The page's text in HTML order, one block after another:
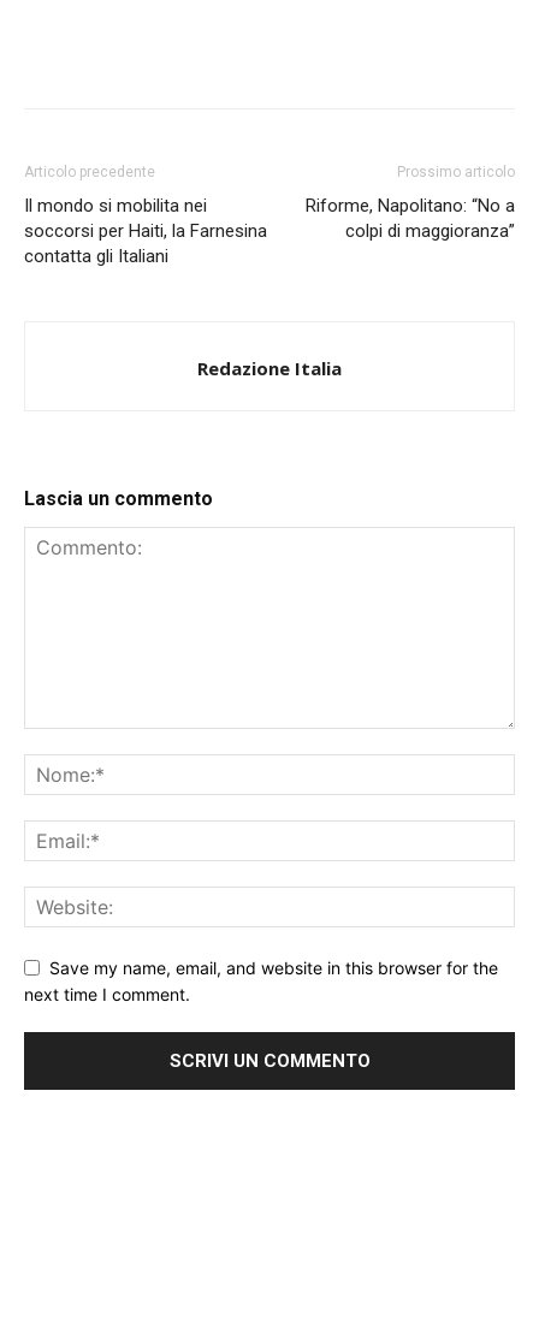
Articolo precedente
Il mondo si mobilita nei
soccorsi per Haiti, la Farnesina
contatta gli Italiani
Prossimo articolo
Riforme, Napolitano: “No a
colpi di maggioranza”
Redazione Italia
Lascia un commento
Save my name, email, and website in this browser for the
next time I comment.